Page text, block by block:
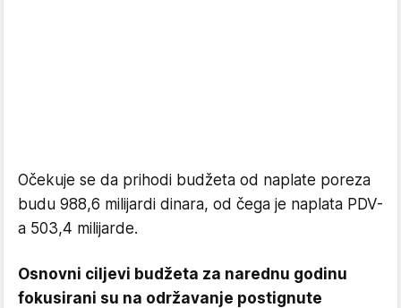
Očekuje se da prihodi budžeta od naplate poreza
budu 988,6 milijardi dinara, od čega je naplata PDV-
a 503,4 milijarde.
Osnovni ciljevi budžeta za narednu godinu
fokusirani su na održavanje postignute